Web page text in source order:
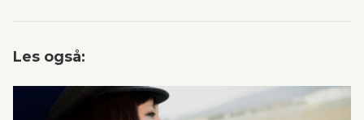
Les også: